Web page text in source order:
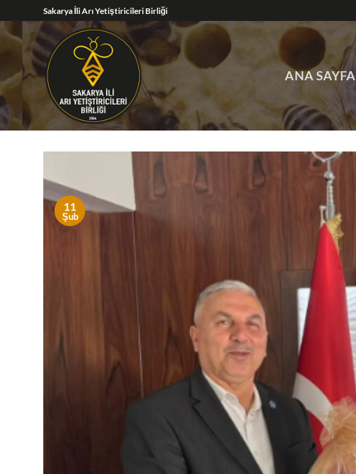
atla
Sakarya İli Arı Yetiştiricileri Birliği
ANA SAYFA
11
Şub